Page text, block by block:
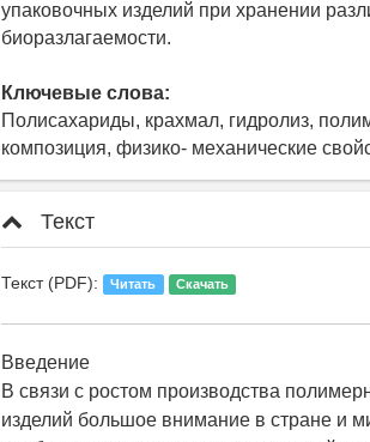
упаковочных изделий при хранении
биоразлагаемости.
Ключевые слова:
Полисахариды, крахмал, гидролиз,
композиция, физико- механические
Текст
Текст (PDF): Читать Скачать
Введение
В связи с ростом производства
изделий большое внимание в стране и